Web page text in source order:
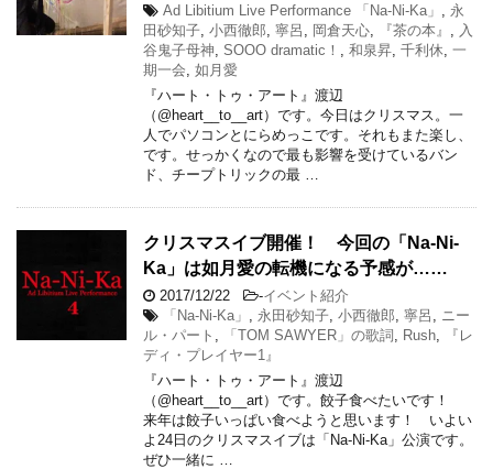
Ad Libitium Live Performance 「Na-Ni-Ka」
永
田砂知子 小西徹郎 寧呂 岡倉天心 『茶の本』
入
谷鬼子母神 SOOO dramatic！ 和泉昇 千利休 一
期一会 如月愛
『ハート・トゥ・アート』渡辺
（@heart__to__art）です。今日はクリスマス。一
人でパソコンとにらめっこです。それもまた楽し、
です。せっかくなので最も影響を受けているバン
ド、チープトリックの最 …
クリスマスイブ開催！ 今回の「Na-Ni-
Ka」は如月愛の転機になる予感が……
2017/12/22 -イベント紹介
「Na-Ni-Ka」
永田砂知子 小西徹郎 寧呂
ニー
ル・パート
「TOM SAWYER」の歌詞 Rush
『レ
ディ・プレイヤー1』
『ハート・トゥ・アート』渡辺
（@heart__to__art）です。餃子食べたいです！
来年は餃子いっぱい食べようと思います！ いよい
よ24日のクリスマスイブは「Na-Ni-Ka」公演です。
ぜひ一緒に …